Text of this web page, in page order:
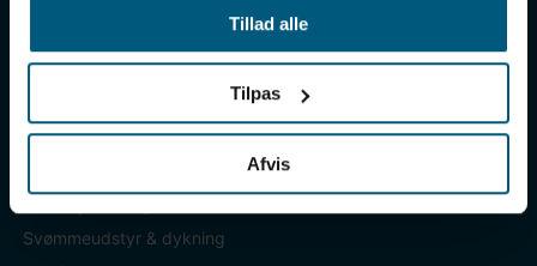
Tillad alle
Tilpas
Afvis
info@lml-sport.dk
Svømmeudstyr & dykning